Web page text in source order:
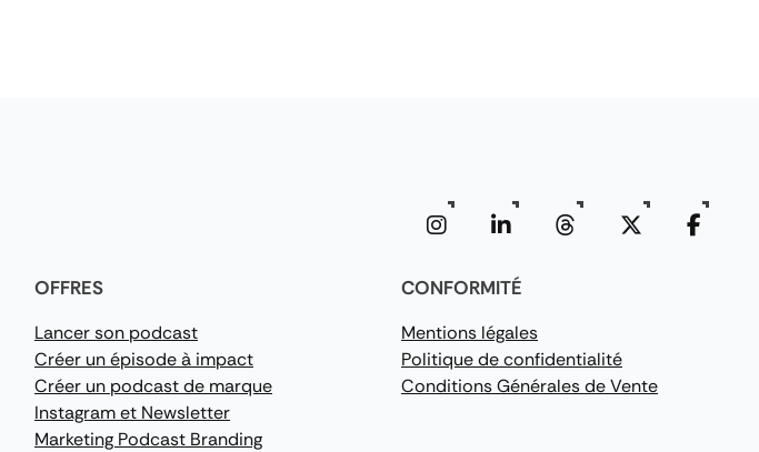
OFFRES
Lancer son podcast
Créer un épisode à impact
Créer un podcast de marque
Instagram et Newsletter
Marketing Podcast Branding
CONFORMITÉ
Mentions légales
Politique de confidentialité
Conditions Générales de Vente